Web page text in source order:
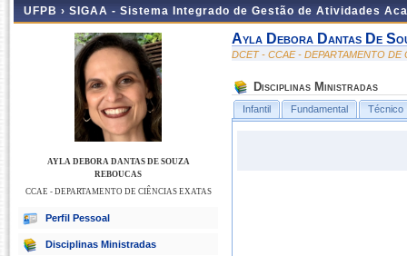
UFPB › SIGAA - Sistema Integrado de Gestão de Atividades
AYLA DEBORA DANTAS DE SOUZA
REBOUCAS
CCAE - DEPARTAMENTO DE CIÊNCIAS EXATAS
Perfil Pessoal
Disciplinas Ministradas
Ayla Debora Dantas De
DCET - CCAE - DEPARTAMENTO DE
Disciplinas Ministradas
Infantil Fundamental Técnico